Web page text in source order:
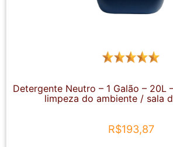
Detergente Neutro – 1 Galão – 20L
limpeza do ambiente / sala
R$193,87